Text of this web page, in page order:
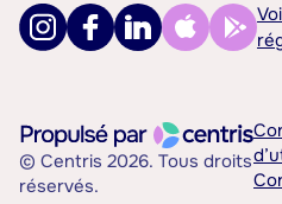
© Centris 2026. Tous droits
réservés.